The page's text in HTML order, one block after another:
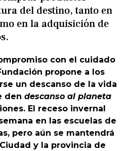
del destino, tanto en
en la adquisición de
con el cuidado
propone a los
un descanso de la vida
den descanso al planeta
El receso invernal
en las escuelas de
pero aún se mantendrá
y la provincia de